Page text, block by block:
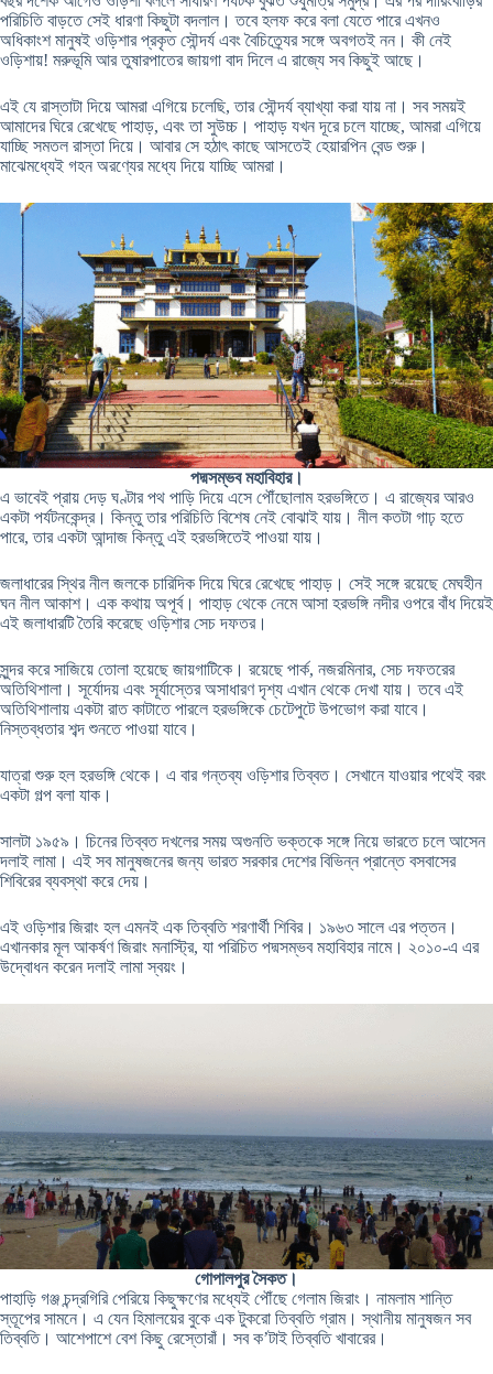
পরিচিতি বাড়তে সেই ধারণা কিছুটা বদলাল। তবে হলফ করে বলা যেতে পারে এখনও
অধিকাংশ মানুষই ওড়িশার প্রকৃত সৌন্দর্য এবং বৈচিত্র্যের সঙ্গে অবগতই নন। কী নেই
ওড়িশায়! মরুভূমি আর তুষারপাতের জায়গা বাদ দিলে এ রাজ্যে সব কিছুই আছে।
এই যে রাস্তাটা দিয়ে আমরা এগিয়ে চলেছি, তার সৌন্দর্য ব্যাখ্যা করা যায় না। সব সময়ই
আমাদের ঘিরে রেখেছে পাহাড়, এবং তা সুউচ্চ। পাহাড় যখন দূরে চলে যাচ্ছে, আমরা এগিয়ে
যাচ্ছি সমতল রাস্তা দিয়ে। আবার সে হঠাৎ কাছে আসতেই হেয়ারপিন বেন্ড শুরু।
মাঝেমধ্যেই গহন অরণ্যের মধ্যে দিয়ে যাচ্ছি আমরা।
পদ্মসম্ভব মহাবিহার।
এ ভাবেই প্রায় দেড় ঘণ্টার পথ পাড়ি দিয়ে এসে পৌঁছোলাম হরভঙ্গিতে। এ রাজ্যের আরও
একটা পর্যটনকেন্দ্র। কিন্তু তার পরিচিতি বিশেষ নেই বোঝাই যায়। নীল কতটা গাঢ় হতে
পারে, তার একটা আন্দাজ কিন্তু এই হরভঙ্গিতেই পাওয়া যায়।
জলাধারের স্থির নীল জলকে চারিদিক দিয়ে ঘিরে রেখেছে পাহাড়। সেই সঙ্গে রয়েছে মেঘহীন
ঘন নীল আকাশ। এক কথায় অপূর্ব। পাহাড় থেকে নেমে আসা হরভঙ্গি নদীর ওপরে বাঁধ দিয়েই
এই জলাধারটি তৈরি করেছে ওড়িশার সেচ দফতর।
সুন্দর করে সাজিয়ে তোলা হয়েছে জায়গাটিকে। রয়েছে পার্ক, নজরমিনার, সেচ দফতরের
অতিথিশালা। সূর্যোদয় এবং সূর্যাস্তের অসাধারণ দৃশ্য এখান থেকে দেখা যায়। তবে এই
অতিথিশালায় একটা রাত কাটাতে পারলে হরভঙ্গিকে চেটেপুটে উপভোগ করা যাবে।
নিস্তব্ধতার শব্দ শুনতে পাওয়া যাবে।
যাত্রা শুরু হল হরভঙ্গি থেকে। এ বার গন্তব্য ওড়িশার তিব্বত। সেখানে যাওয়ার পথেই বরং
একটা গল্প বলা যাক।
সালটা ১৯৫৯। চিনের তিব্বত দখলের সময় অগুনতি ভক্তকে সঙ্গে নিয়ে ভারতে চলে আসেন
দলাই লামা। এই সব মানুষজনের জন্য ভারত সরকার দেশের বিভিন্ন প্রান্তে বসবাসের
শিবিরের ব্যবস্থা করে দেয়।
এই ওড়িশার জিরাং হল এমনই এক তিব্বতি শরণার্থী শিবির। ১৯৬৩ সালে এর পত্তন।
এখানকার মূল আকর্ষণ জিরাং মনাস্ট্রি, যা পরিচিত পদ্মসম্ভব মহাবিহার নামে। ২০১০-এ এর
উদ্বোধন করেন দলাই লামা স্বয়ং।
গোপালপুর সৈকত।
পাহাড়ি গঞ্জ চন্দ্রগিরি পেরিয়ে কিছুক্ষণের মধ্যেই পৌঁছে গেলাম জিরাং। নামলাম শান্তি
স্তূপের সামনে। এ যেন হিমালয়ের বুকে এক টুকরো তিব্বতি গ্রাম। স্থানীয় মানুষজন সব
তিব্বতি। আশেপাশে বেশ কিছু রেস্তোরাঁ। সব ক’টাই তিব্বতি খাবারের।